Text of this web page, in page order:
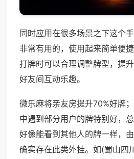
同时应用在很多场景之下这个
非常有用的，使用起来简单便
打牌时可以合理调整牌型，提
好友间互动乐趣。
微乐麻将亲友房提升70%好牌
中遇到部分用户的牌特别好，
好像能看到其他人的牌一样，
确实存在此类外挂。如(蜀山四